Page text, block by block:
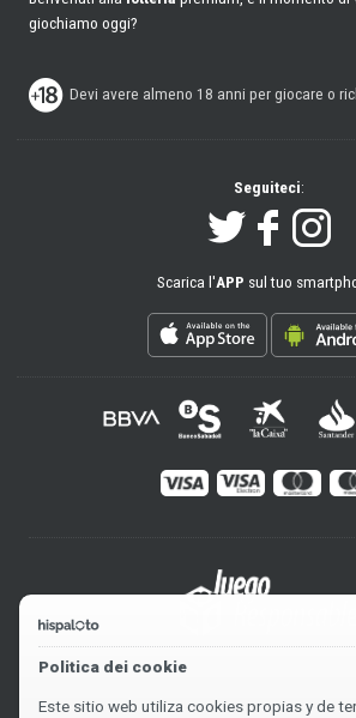
giochiamo oggi?
Devi avere almeno 18 anni per giocare o
Seguiteci:
Scarica l'APP sul tuo
Politica dei cookie
Este sitio web utiliza cookies propias y de